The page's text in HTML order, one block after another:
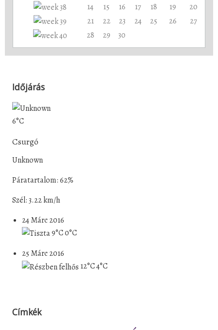
14
15 16 17 18 19
20
21
22 23 24 25 26
27
28
29 30
Időjárás
6°C
Csurgó
Unknown
Páratartalom: 62%
Szél: 3.22 km/h
24 Márc 2016
9°C0°C
25 Márc 2016
12°C4°C
Címkék